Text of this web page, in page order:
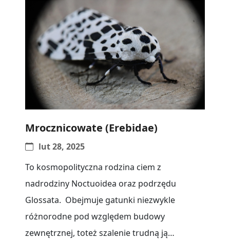
Mrocznicowate (Erebidae)
lut 28, 2025
To kosmopolityczna rodzina ciem z
nadrodziny Noctuoidea oraz podrzędu
Glossata. Obejmuje gatunki niezwykle
różnorodne pod względem budowy
zewnętrznej, toteż szalenie trudną ją